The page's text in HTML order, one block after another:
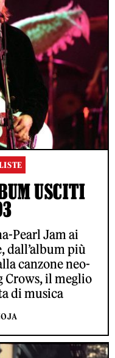
USCITI
Pearl Jam ai
dall’album più
canzone neo-
Crows, il meglio
di musica